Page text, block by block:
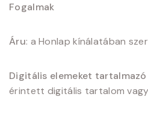
Fogalmak
Áru: a Honlap kínálatában
Digitális elemeket
érintett digitális tartalom